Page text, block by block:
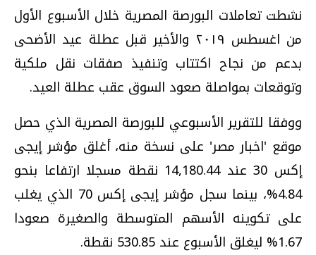
نشطت تعاملات البورصة المصرية خلال الأسبوع الأول
من اغسطس ٢٠١٩ والأخير قبل عطلة عيد الأضحى
بدعم من نجاح اكتتاب وتنفيذ صفقات نقل ملكية
وتوقعات بمواصلة صعود السوق عقب عطلة العيد.
ووفقا للتقرير الأسبوعي للبورصة المصرية الذي حصل
موقع 'اخبار مصر' على نسخة منه، أغلق مؤشر إيجى
إكس 30 عند 14,180.44 نقطة مسجلا ارتفاعا بنحو
4.84%، بينما سجل مؤشر إيجى إكس 70 الذي يغلب
على تكوينه الأسهم المتوسطة والصغيرة صعودا
1.67% ليغلق الأسبوع عند 530.85 نقطة.